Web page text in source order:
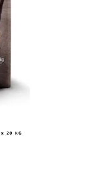
x 20 KG